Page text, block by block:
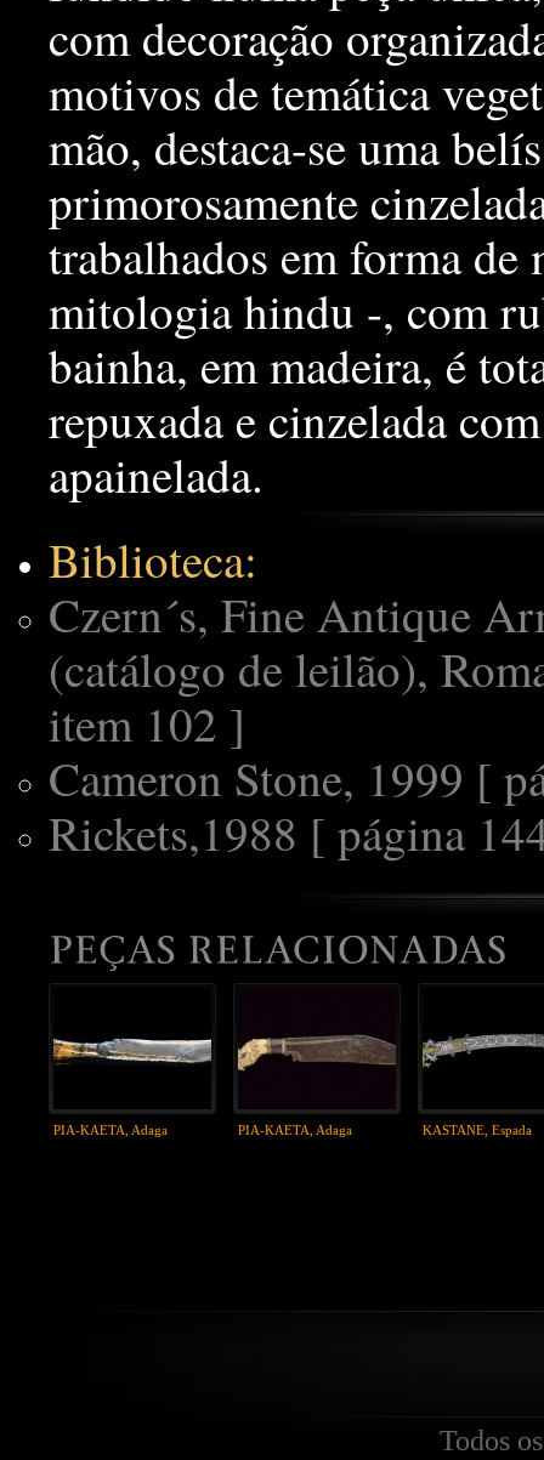
com decoração
motivos de temática
mão, destaca-se uma
primorosamente
trabalhados em forma
mitologia hindu -, com
bainha, em madeira, é
repuxada e cinzelada
apainelada.
Biblioteca:
Czern´s, Fine Antique
(catálogo de leilão),
item 102 ]
Cameron Stone, 1999 [
Rickets,1988 [ página
PIA-KAETA, Adaga PIA-KAETA, Adaga KASTANE, Espada
Todos